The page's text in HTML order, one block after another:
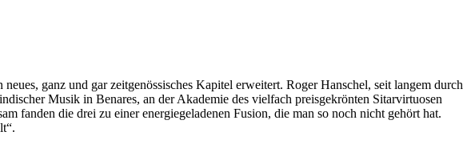
ganz und gar zeitgenössisches Kapitel erweitert. Roger Hanschel, seit langem durch
Musik in Benares, an der Akademie des vielfach preisgekrönten Sitarvirtuosen
fanden die drei zu einer energiegeladenen Fusion, die man so noch nicht gehört hat.